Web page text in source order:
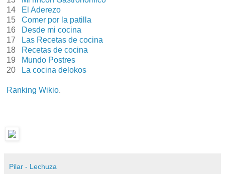
14
El Aderezo
15
Comer por la patilla
16
Desde mi cocina
17
Las Recetas de cocina
18
Recetas de cocina
19
Mundo Postres
20
La cocina delokos
Ranking Wikio.
Pilar - Lechuza